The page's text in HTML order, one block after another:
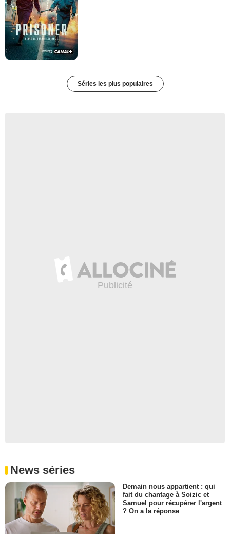
Séries les plus populaires
News séries
Demain nous appartient : qui
fait du chantage à Soizic et
Samuel pour récupérer l'argent
? On a la réponse